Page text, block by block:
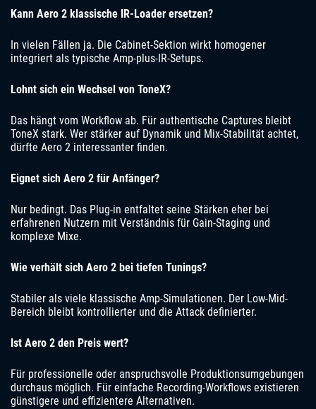
Kann Aero 2 klassische IR-Loader ersetzen?
In vielen Fällen ja. Die Cabinet-Sektion wirkt homogener
integriert als typische Amp-plus-IR-Setups.
Lohnt sich ein Wechsel von ToneX?
Das hängt vom Workflow ab. Für authentische Captures bleibt
ToneX stark. Wer stärker auf Dynamik und Mix-Stabilität achtet,
dürfte Aero 2 interessanter finden.
Eignet sich Aero 2 für Anfänger?
Nur bedingt. Das Plug-in entfaltet seine Stärken eher bei
erfahrenen Nutzern mit Verständnis für Gain-Staging und
komplexe Mixe.
Wie verhält sich Aero 2 bei tiefen Tunings?
Stabiler als viele klassische Amp-Simulationen. Der Low-Mid-
Bereich bleibt kontrollierter und die Attack definierter.
Ist Aero 2 den Preis wert?
Für professionelle oder anspruchsvolle Produktionsumgebungen
durchaus möglich. Für einfache Recording-Workflows existieren
günstigere und effizientere Alternativen.